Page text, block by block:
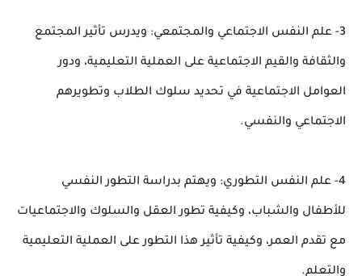
3- علم النفس الاجتماعي والمجتمعي: ويدرس تأثير المجتمع
والثقافة والقيم الاجتماعية على العملية التعليمية، ودور
العوامل الاجتماعية في تحديد سلوك الطلاب وتطويرهم
الاجتماعي والنفسي.
4- علم النفس التطوري: ويهتم بدراسة التطور النفسي
للأطفال والشباب، وكيفية تطور العقل والسلوك والاجتماعيات
مع تقدم العمر، وكيفية تأثير هذا التطور على العملية التعليمية
والتعلم.